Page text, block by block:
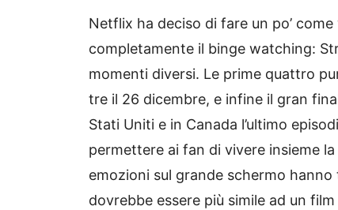
Netflix ha deciso di fare un po’
completamente il binge watching:
momenti diversi. Le prime quattro
tre il 26 dicembre, e infine il gran
Stati Uniti e in Canada l’ultimo
permettere ai fan di vivere insieme
emozioni sul grande schermo
dovrebbe essere più simile ad un